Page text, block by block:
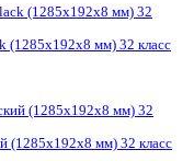
(1285x192x8 мм) 32 класс
(1285x192x8 мм) 32 класс